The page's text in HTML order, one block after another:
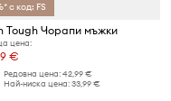
с код: FS
Tough Чорапи мъжки
цена:
€
Редовна цена:42,99 €
Най-ниска цена:33,99 €